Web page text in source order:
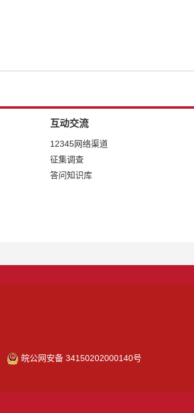
互动交流
12345网络渠道
征集调查
答问知识库
皖公网安备 34150202000140号